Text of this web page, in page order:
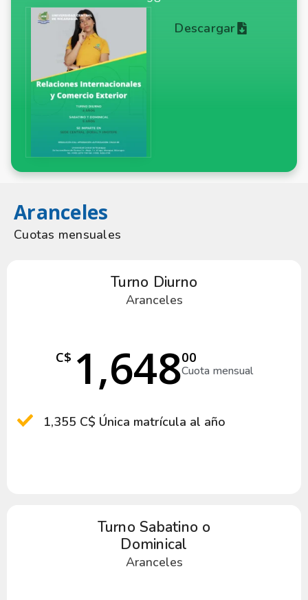
Descargar
Aranceles
Cuotas mensuales
Turno Diurno
Aranceles
C$ 1,64800
Cuota mensual
1,355 C$ Única matrícula al año
Turno Sabatino o
Dominical
Aranceles